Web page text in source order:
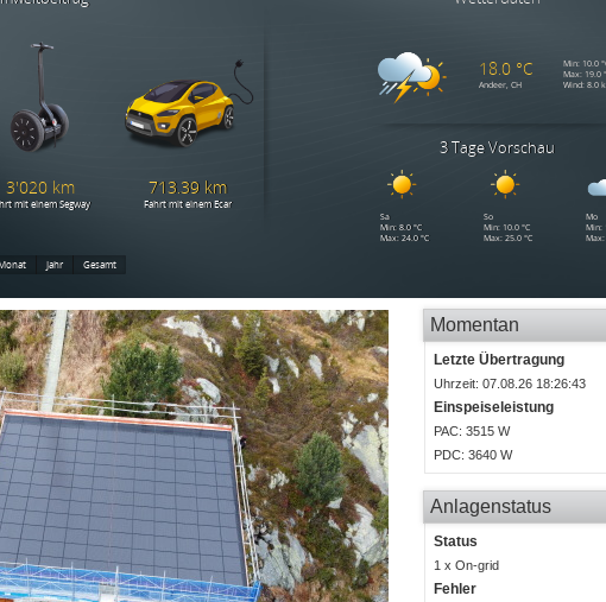
Momentan
Letzte Übertragung
Uhrzeit: 07.08.26 18:26:43
Einspeiseleistung
PAC: 3515 W
PDC: 3640 W
Anlagenstatus
Status
1 x On-grid
Fehler